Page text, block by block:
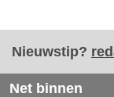
Nieuwstip?
Net binnen